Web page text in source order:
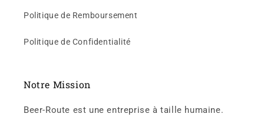
Politique de Remboursement
Politique de Confidentialité
Notre Mission
Beer-Route est une entreprise à taille humaine.